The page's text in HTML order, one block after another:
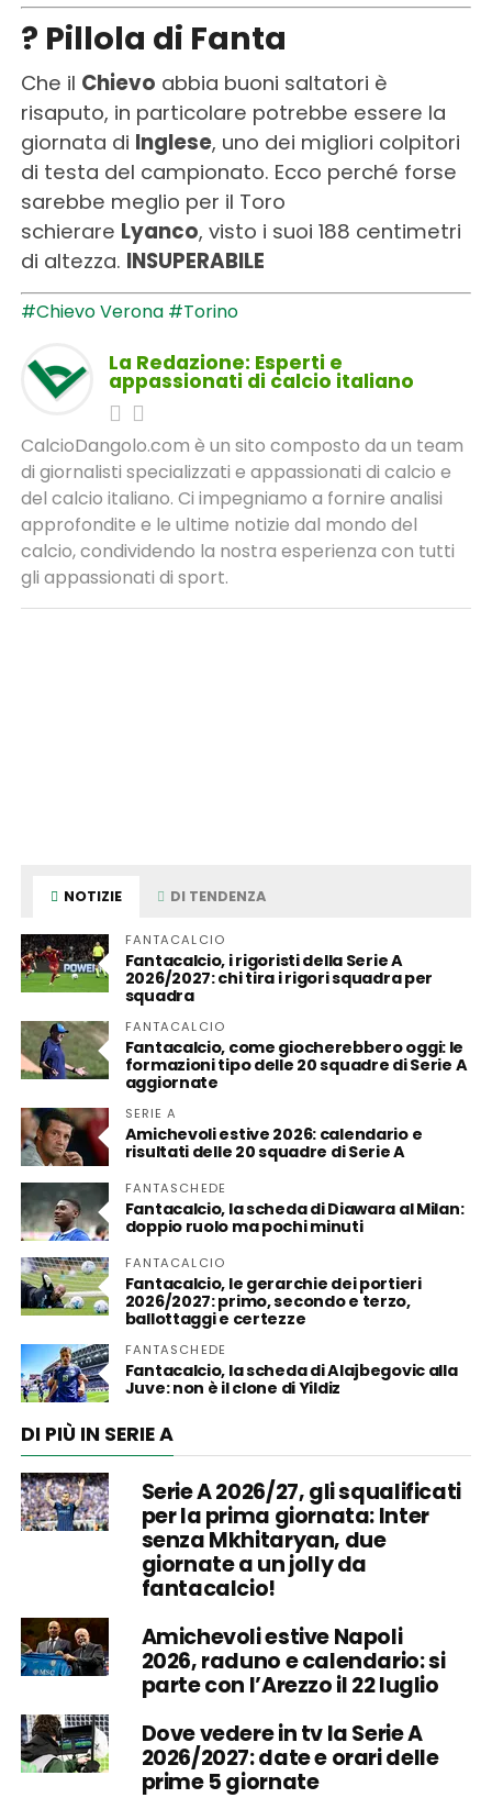
? Pillola di Fanta
Che il Chievo abbia buoni saltatori è
risaputo, in particolare potrebbe essere la
giornata di Inglese, uno dei migliori colpitori
di testa del campionato. Ecco perché forse
sarebbe meglio per il Toro
schierare Lyanco, visto i suoi 188 centimetri
di altezza. INSUPERABILE
#Chievo Verona #Torino
La Redazione: Esperti e
appassionati di calcio italiano
CalcioDangolo.com è un sito composto da un team
di giornalisti specializzati e appassionati di calcio e
del calcio italiano. Ci impegniamo a fornire analisi
approfondite e le ultime notizie dal mondo del
calcio, condividendo la nostra esperienza con tutti
gli appassionati di sport.
NOTIZIE DI TENDENZA
FANTACALCIO
Fantacalcio, i rigoristi della Serie A
2026/2027: chi tira i rigori squadra per
squadra
FANTACALCIO
Fantacalcio, come giocherebbero oggi: le
formazioni tipo delle 20 squadre di Serie A
aggiornate
SERIE A
Amichevoli estive 2026: calendario e
risultati delle 20 squadre di Serie A
FANTASCHEDE
Fantacalcio, la scheda di Diawara al Milan:
doppio ruolo ma pochi minuti
FANTACALCIO
Fantacalcio, le gerarchie dei portieri
2026/2027: primo, secondo e terzo,
ballottaggi e certezze
FANTASCHEDE
Fantacalcio, la scheda di Alajbegovic alla
Juve: non è il clone di Yildiz
DI PIÙ IN SERIE A
Serie A 2026/27, gli squalificati
per la prima giornata: Inter
senza Mkhitaryan, due
giornate a un jolly da
fantacalcio!
Amichevoli estive Napoli
2026, raduno e calendario: si
parte con l’Arezzo il 22 luglio
Dove vedere in tv la Serie A
2026/2027: date e orari delle
prime 5 giornate